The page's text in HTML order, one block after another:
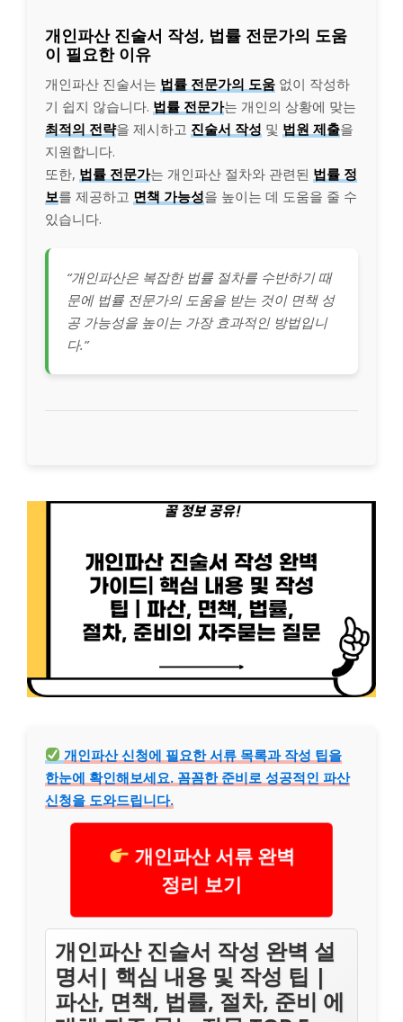
개인파산 진술서 작성, 법률 전문가의 도움
이 필요한 이유
개인파산 진술서는 법률 전문가의 도움 없이 작성하
기 쉽지 않습니다. 법률 전문가는 개인의 상황에 맞는
최적의 전략을 제시하고 진술서 작성 및 법원 제출을
지원합니다.
또한, 법률 전문가는 개인파산 절차와 관련된 법률 정
보를 제공하고 면책 가능성을 높이는 데 도움을 줄 수
있습니다.
“개인파산은 복잡한 법률 절차를 수반하기 때
문에 법률 전문가의 도움을 받는 것이 면책 성
공 가능성을 높이는 가장 효과적인 방법입니
다.”
개인파산 신청에 필요한 서류 목록과 작성 팁을
한눈에 확인해보세요. 꼼꼼한 준비로 성공적인 파산
신청을 도와드립니다.
개인파산 서류 완벽
정리 보기
개인파산 진술서 작성 완벽 설
명서| 핵심 내용 및 작성 팁 |
파산, 면책, 법률, 절차, 준비 에